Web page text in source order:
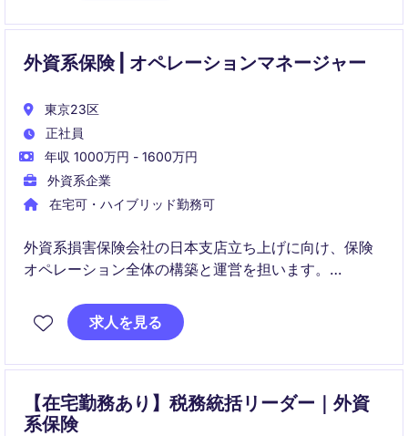
外資系保険 | オペレーションマネージャー
東京23区
正社員
年収 1000万円 - 1600万円
外資系企業
在宅可・ハイブリッド勤務可
外資系損害保険会社の日本支店立ち上げに向け、保険
オペレーション全体の構築と運営を担います。
まで、エンドツーエンドで事業基盤を確立する重要ポ
ジションです。
求人を見る
【在宅勤務あり】税務統括リーダー｜外資
系保険